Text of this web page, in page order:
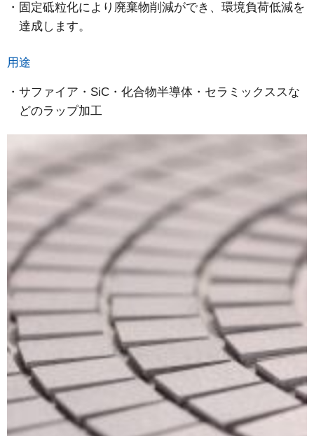
固定砥粒化により廃棄物削減ができ、環境負荷低減を
達成します。
用途
サファイア・SiC・化合物半導体・セラミックススな
どのラップ加工